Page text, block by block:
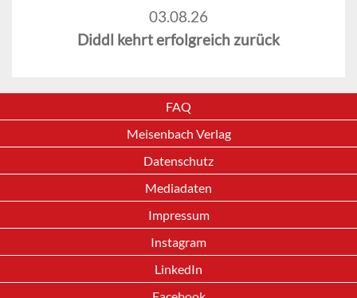
03.08.26
Diddl kehrt erfolgreich zurück
FAQ
Meisenbach Verlag
Datenschutz
Mediadaten
Impressum
Instagram
LinkedIn